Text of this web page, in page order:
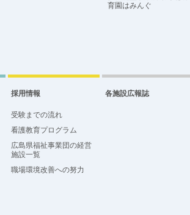
育園はみんぐ
採用情報
受験までの流れ
看護教育プログラム
広島県福祉事業団の経営
施設一覧
職場環境改善への努力
各施設広報誌